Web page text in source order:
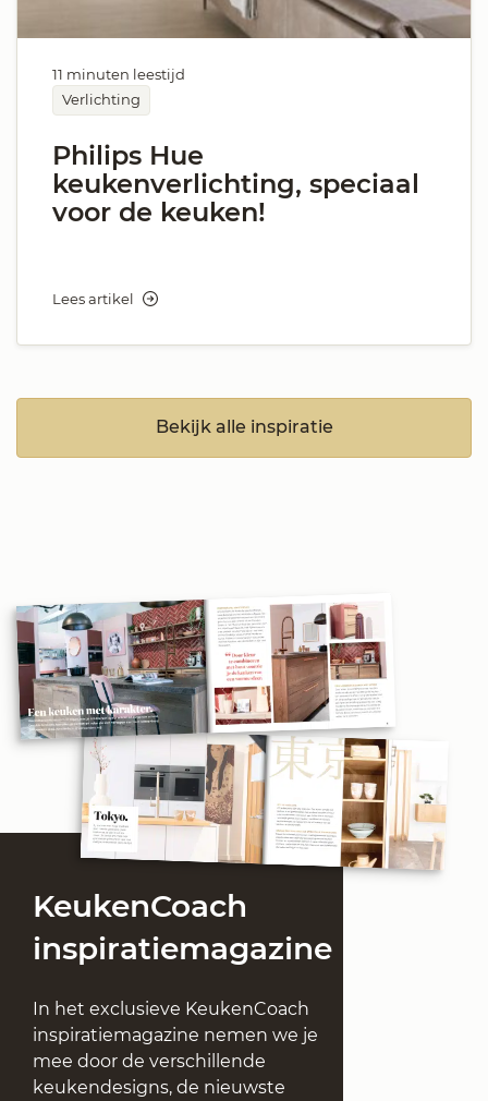
Verlichting
11 minuten leestijd
Philips Hue
keukenverlichting, speciaal
voor de keuken!
Lees artikel
Bekijk alle inspiratie
KeukenCoach
inspiratiemagazine
In het exclusieve KeukenCoach
inspiratiemagazine nemen we je
mee door de verschillende
keukendesigns, de nieuwste